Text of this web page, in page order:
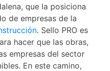
que la posiciona
de empresas de la
. Sello PRO es
hacer que las obras,
empresas del sector
En este camino,